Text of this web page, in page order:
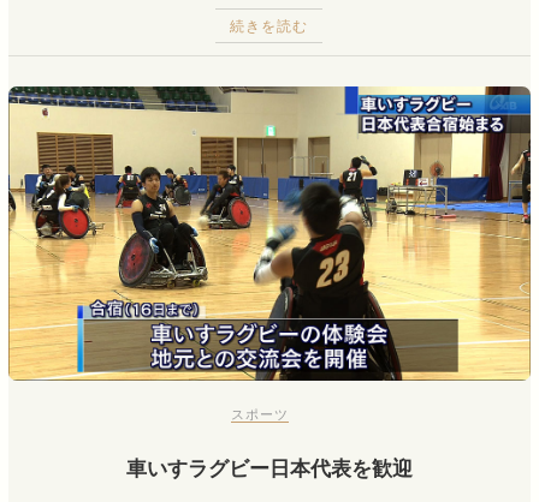
続きを読む
スポーツ
車いすラグビー日本代表を歓迎